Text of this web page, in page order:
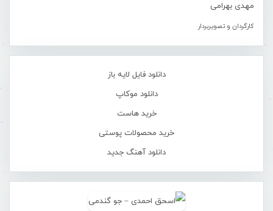
مهدی بهرامی
کارگردان و تصویربردار
دانلود فایل لایه باز
دانلود موکاپ
خرید هاست
خرید محصولات پوستی
دانلود آهنگ جدید